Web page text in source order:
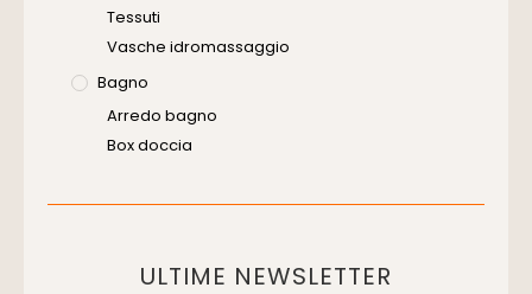
Tessuti
Vasche idromassaggio
Bagno
Arredo bagno
Box doccia
Placche di comando per wc
Domotica Ed Impianti Elettrici
ULTIME NEWSLETTER